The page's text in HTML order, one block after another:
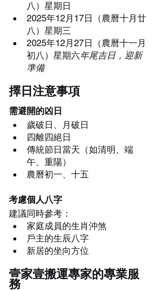
八）星期日
2025年12月17日（農曆十月廿
八）星期三
2025年12月27日（農曆十一月
初八）星期六年尾吉日，迎新
準備
擇日注意事項
需避開的凶日
歲破日、月破日
四離四絕日
傳統節日當天（如清明、端
午、重陽）
農曆初一、十五
考慮個人八字
建議同時參考：
家庭成員的生肖沖煞
戶主的生辰八字
新居的坐向方位
壹家壹搬運專家的專業服
務